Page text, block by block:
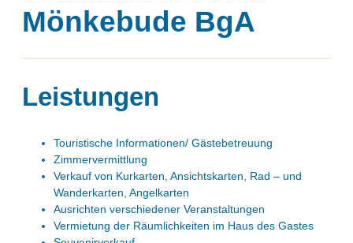
Mönkebude BgA
Leistungen
Touristische Informationen/ Gästebetreuung
Zimmervermittlung
Verkauf von Kurkarten, Ansichtskarten, Rad – und
Wanderkarten, Angelkarten
Ausrichten verschiedener Veranstaltungen
Vermietung der Räumlichkeiten im Haus des Gastes